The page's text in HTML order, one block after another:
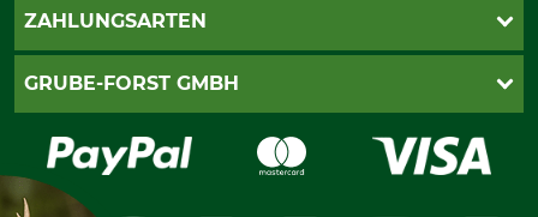
AGB
Widerrufsformular
Datenschutz
ZAHLUNGSARTEN
PayPal
Rechnung
Vorkasse
GRUBE-FORST GMBH
Karriere
Über uns
Messetermine